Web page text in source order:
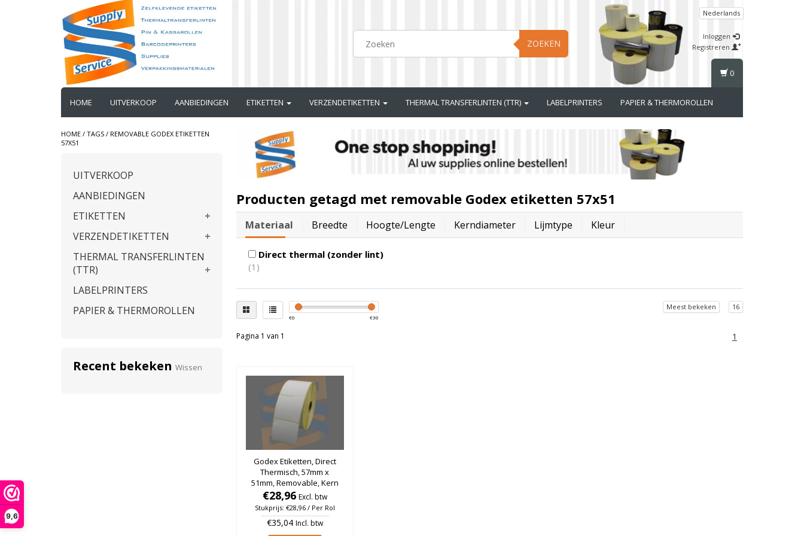
9,6
ZOEKEN
Nederlands
Inloggen
Registreren
HOME UITVERKOOP AANBIEDINGEN ETIKETTEN VERZENDETIKETTEN THERMAL TRANSFERLINTEN (TTR) LABELPRINTERS PAPIER & THERMOROLLEN
0
HOME / TAGS / REMOVABLE GODEX ETIKETTEN
57X51
UITVERKOOP
AANBIEDINGEN
ETIKETTEN
VERZENDETIKETTEN
THERMAL TRANSFERLINTEN
(TTR)
LABELPRINTERS
PAPIER & THERMOROLLEN
Recent bekeken Wissen
Producten getagd met removable Godex etiketten 57x51
Materiaal Breedte Hoogte/lengte Kerndiameter Lijmtype Kleur
Direct thermal (zonder lint)
(1)
€0 €30
Meest bekeken 16
Pagina 1 van 1 1
Godex Etiketten, Direct
Thermisch, 57mm x
51mm, Removable, Kern
25mm, rol à 1.370 stuks
€28,96 Excl. btw
Stukprijs: €28,96 / Per Rol
€35,04 Incl. btw